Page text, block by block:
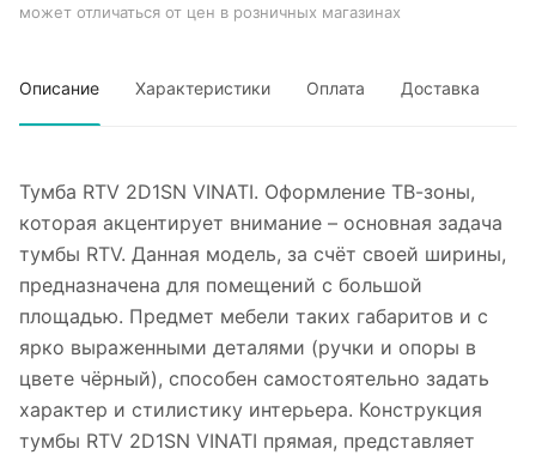
может отличаться от цен в розничных магазинах
Описание Характеристики Оплата Доставка
Тумба RTV 2D1SN VINATI. Оформление ТВ-зоны,
которая акцентирует внимание – основная задача
тумбы RTV. Данная модель, за счёт своей ширины,
предназначена для помещений с большой
площадью. Предмет мебели таких габаритов и с
ярко выраженными деталями (ручки и опоры в
цвете чёрный), способен самостоятельно задать
характер и стилистику интерьера. Конструкция
тумбы RTV 2D1SN VINATI прямая, представляет